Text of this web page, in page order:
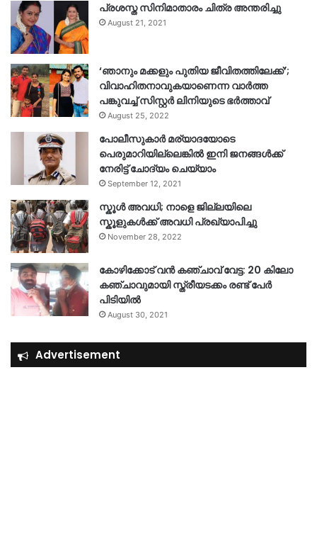
പ്രശസ്ത സിനിമാതാരം ചിത്ര അന്തരിച്ചു
August 21, 2021
‘ഞാനും മക്കളും പുതിയ ജീവിതത്തിലേക്ക്’;
വിവാഹിതനാവുകയാണെന്ന വാർത്ത
പങ്കുവച്ച് സിസ്റ്റർ ലിനിയുടെ ഭർത്താവ്
August 25, 2022
പോലീസുകാര്‍ മര്യാദയോടെ
പെരുമാറിയില്ലെങ്കില്‍ ഇനി ജനങ്ങള്‍ക്ക്
നേരിട്ട് ചോദ്യം ചെയ്യാം
September 12, 2021
സ്കൂൾ അവധി; നാളെ ജില്ലയിലെ
സ്കൂളുകൾക്ക് അവധി പ്രഖ്യാപിച്ചു
November 28, 2022
കോഴിക്കോട് വൻ കഞ്ചാവ് വേട്ട: 20 കിലോ
കഞ്ചാവുമായി സ്ത്രീയടക്കം രണ്ട് പേർ
പിടിയിൽ
August 30, 2021
Advertisement